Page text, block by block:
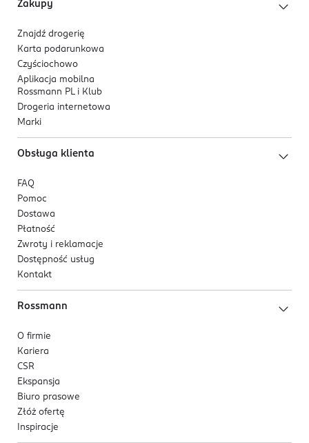
PTN Healthcare GmbH
Am Kronberger Hang 2
65824
Schwalbach am Taunus
496196953423
Kod EAN
Zakupy
Znajdź drogerię
Karta podarunkowa
Czyściochowo
Aplikacja mobilna
Rossmann PL i Klub
Drogeria internetowa
Marki
Obsługa klienta
FAQ
Pomoc
Dostawa
Płatność
Zwroty i reklamacje
Dostępność usług
Kontakt
Rossmann
O firmie
Kariera
CSR
Ekspansja
Biuro prasowe
Złóż ofertę
Inspiracje